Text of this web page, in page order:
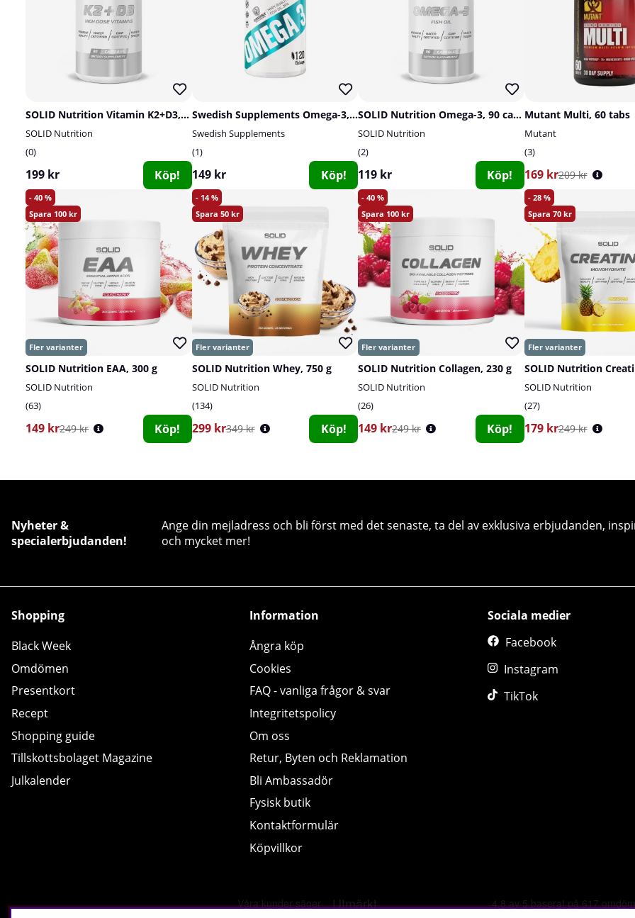
SOLID Nutrition Vitamin K2+D3, 90 caps
SOLID Nutrition
0
199 kr Köp!
Swedish Supplements Omega-3, 120 caps
Swedish Supplements
1
149 kr Köp!
SOLID Nutrition Omega-3, 90 caps
SOLID Nutrition
2
119 kr Köp!
Mutant Multi, 60 tabs
Mutant
3
169 kr209 kr
40
100
SOLID Nutrition EAA, 300 g
SOLID Nutrition
63
149 kr249 kr Köp!
14
50
SOLID Nutrition Whey, 750 g
SOLID Nutrition
134
299 kr349 kr Köp!
40
100
SOLID Nutrition Collagen, 230 g
SOLID Nutrition
26
149 kr249 kr Köp!
28
70
SOLID Nutrition
27
179 kr249 kr
Nyheter &
specialerbjudanden!
Ange din mejladress och bli först med det senaste, ta del av exklusiva erbjudanden,
och mycket mer!
Shopping
Black Week
Omdömen
Presentkort
Recept
Shopping guide
Tillskottsbolaget Magazine
Julkalender
Information
Ångra köp
Cookies
FAQ - vanliga frågor & svar
Integritetspolicy
Om oss
Retur, Byten och Reklamation
Bli Ambassadör
Fysisk butik
Kontaktformulär
Köpvillkor
Sociala medier
Facebook
Instagram
TikTok